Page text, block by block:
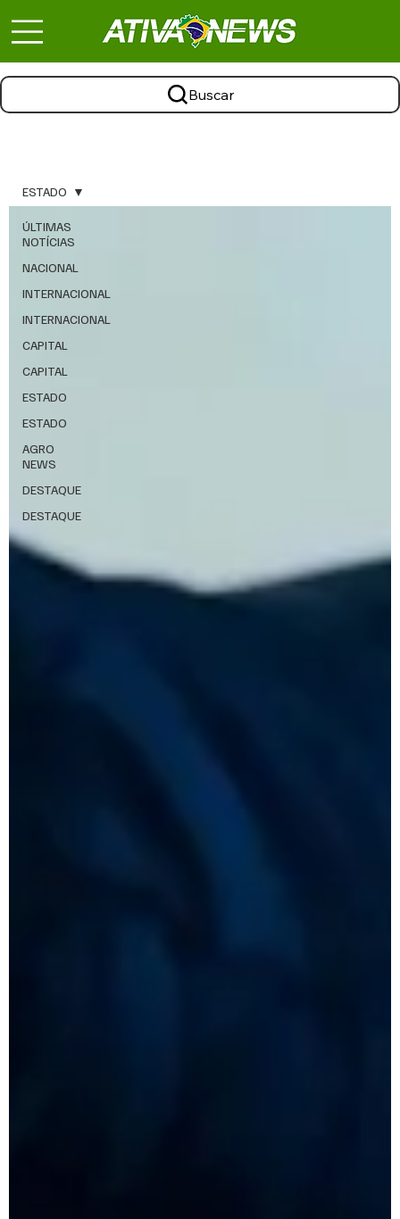
Buscar
ÚLTIMAS
NOTÍCIAS
NACIONAL
INTERNACIONAL
INTERNACIONAL
CAPITAL
CAPITAL
ESTADO
ESTADO
AGRO
NEWS
DESTAQUE
DESTAQUE
ESTADO